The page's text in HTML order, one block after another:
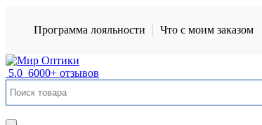
Программа лояльности Что с моим заказом
5.0 6000+ отзывов